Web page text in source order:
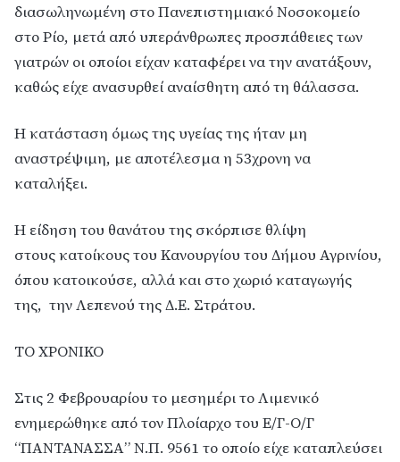
διασωληνωμένη στο Πανεπιστημιακό Νοσοκομείο
στο Ρίο, μετά από υπεράνθρωπες προσπάθειες των
γιατρών οι οποίοι είχαν καταφέρει να την ανατάξουν,
καθώς είχε ανασυρθεί αναίσθητη από τη θάλασσα.
Η κατάσταση όμως της υγείας της ήταν μη
αναστρέψιμη, με αποτέλεσμα η 53χρονη να
καταλήξει.
Η είδηση του θανάτου της σκόρπισε θλίψη
στους κατοίκους του Κανουργίου του Δήμου Αγρινίου,
όπου κατοικούσε, αλλά και στο χωριό καταγωγής
της, την Λεπενού της Δ.Ε. Στράτου.
ΤΟ ΧΡΟΝΙΚΟ
Στις 2 Φεβρουαρίου το μεσημέρι το Λιμενικό
ενημερώθηκε από τον Πλοίαρχο του Ε/Γ-Ο/Γ
“ΠΑΝΤΑΝΑΣΣΑ” Ν.Π. 9561 το οποίο είχε καταπλεύσει